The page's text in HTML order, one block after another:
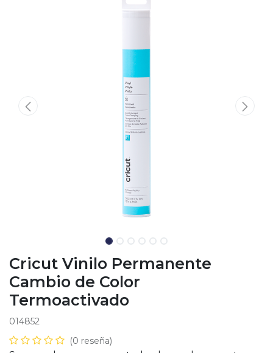
Cricut Vinilo Permanente
Cambio de Color
Termoactivado
014852
(0 reseña)